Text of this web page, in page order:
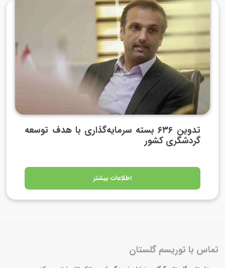
تدوین ۶۳۶ بسته سرمایه‌گذاری با هدف توسعه
گردشگری کشور
اطلاعات بیشتر
تماس با توریسم گلستان